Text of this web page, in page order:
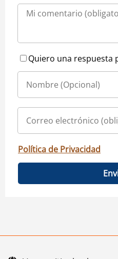
Quiero una respuesta
Política de Privacidad